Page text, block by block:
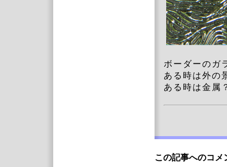
ボーダーのガ
ある時は外の
ある時は金属
この記事へのコメ